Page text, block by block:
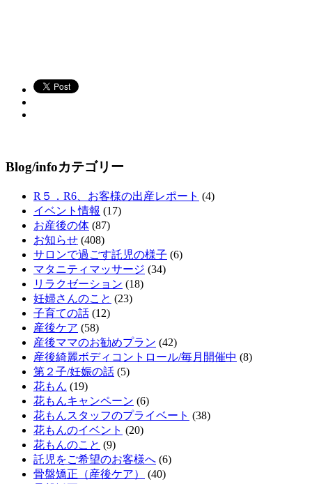
Blog/infoカテゴリー
R５．R6、お客様の出産レポート (4)
イベント情報 (17)
お産後の体 (87)
お知らせ (408)
サロンで過ごす託児の様子 (6)
マタニティマッサージ (34)
リラクゼーション (18)
妊婦さんのこと (23)
子育ての話 (12)
産後ケア (58)
産後ママのお勧めプラン (42)
産後綺麗ボディコントロール/毎月開催中 (8)
第２子/妊娠の話 (5)
花もん (19)
花もんキャンペーン (6)
花もんスタッフのプライベート (38)
花もんのイベント (20)
花もんのこと (9)
託児をご希望のお客様へ (6)
骨盤矯正（産後ケア）
(40)